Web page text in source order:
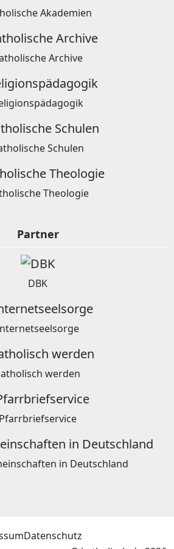
Akademien
Archive
Schulen
Theologie
Partner
DBK
werden
Pfarrbriefservice
in Deutschland
Datenschutz